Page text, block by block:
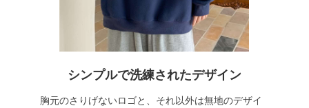
シンプルで洗練されたデザイン
胸元のさりげないロゴと、それ以外は無地のデザイ